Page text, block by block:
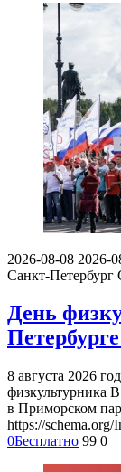
2026-08-08 2026-
Санкт-Петербург
День
8 августа 2026
физкультурника
в Приморском
https://schema.org/
0Бесплатно 99 0